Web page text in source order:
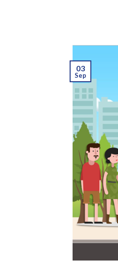
03
Sep